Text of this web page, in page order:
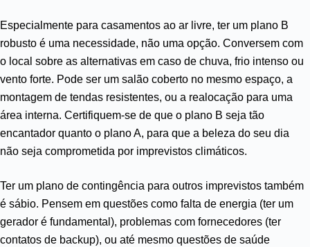
Especialmente para casamentos ao ar livre, ter um plano B
robusto é uma necessidade, não uma opção. Conversem com
o local sobre as alternativas em caso de chuva, frio intenso ou
vento forte. Pode ser um salão coberto no mesmo espaço, a
montagem de tendas resistentes, ou a realocação para uma
área interna. Certifiquem-se de que o plano B seja tão
encantador quanto o plano A, para que a beleza do seu dia
não seja comprometida por imprevistos climáticos.
Ter um plano de contingência para outros imprevistos também
é sábio. Pensem em questões como falta de energia (ter um
gerador é fundamental), problemas com fornecedores (ter
contatos de backup), ou até mesmo questões de saúde